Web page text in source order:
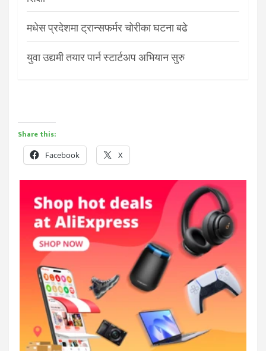
मधेस प्रदेशमा ट्रान्सफर्मर चोरीका घटना बढे
युवा उद्यमी तयार पार्न स्टार्टअप अभियान सुरु
Share this:
Facebook X